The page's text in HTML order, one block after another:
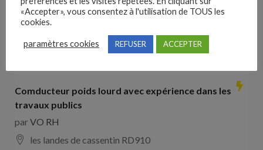
Collaborateur comptable H/F
parHays France
Comducteur poids lourd avec expérience dans les
travaux publics
parVO RH
les landes de cassentin RD910
«Accepter», vous consentez à l'utilisation de TOUS les
cookies.
paramètres cookies REFUSER ACCEPTER